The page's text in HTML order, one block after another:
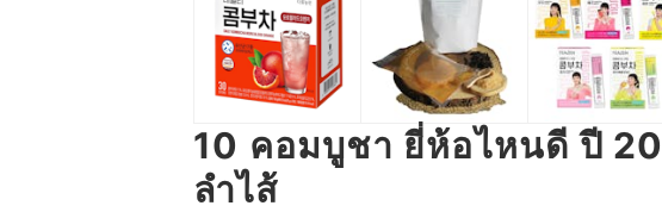
10 คอมบูชา ยี่ห้อไหนดี ปี
ลำไส้